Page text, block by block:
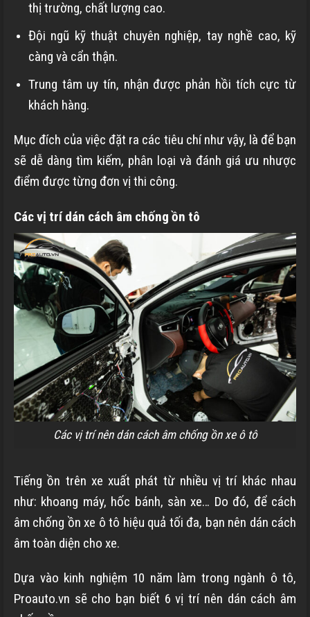
thị trường, chất lượng cao.
Đội ngũ kỹ thuật chuyên nghiệp, tay nghề cao, kỹ
càng và cẩn thận.
Trung tâm uy tín, nhận được phản hồi tích cực từ
khách hàng.
Mục đích của việc đặt ra các tiêu chí như vậy, là để bạn
sẽ dễ dàng tìm kiếm, phân loại và đánh giá ưu nhược
điểm được từng đơn vị thi công.
Các vị trí dán cách âm chống ồn tô
Các vị trí nên dán cách âm chống ồn xe ô tô
Tiếng ồn trên xe xuất phát từ nhiều vị trí khác nhau
như: khoang máy, hốc bánh, sàn xe… Do đó, để cách
âm chống ồn xe ô tô hiệu quả tối đa, bạn nên dán cách
âm toàn diện cho xe.
Dựa vào kinh nghiệm 10 năm làm trong ngành ô tô,
Proauto.vn sẽ cho bạn biết 6 vị trí nên dán cách âm